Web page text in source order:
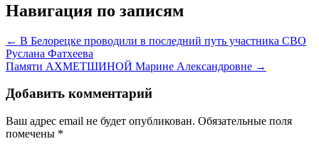
Навигация по записям
← В Белорецке проводили в последний путь участника СВО
Руслана Фатхеева
Памяти АХМЕТШИНОЙ Марине Александровне →
Добавить комментарий
Ваш адрес email не будет опубликован. Обязательные поля
помечены *